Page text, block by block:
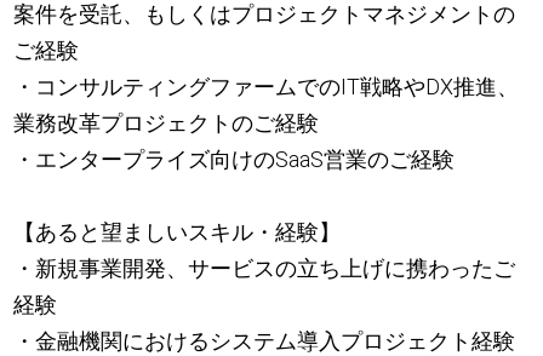
案件を受託、もしくはプロジェクトマネジメントの
ご経験
・コンサルティングファームでのIT戦略やDX推進、
業務改革プロジェクトのご経験
・エンタープライズ向けのSaaS営業のご経験
【あると望ましいスキル・経験】
・新規事業開発、サービスの立ち上げに携わったご
経験
・金融機関におけるシステム導入プロジェクト経験